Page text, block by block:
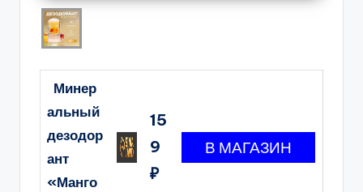
Минер
альный
дезодор
ант
«Манго
15
9
₽